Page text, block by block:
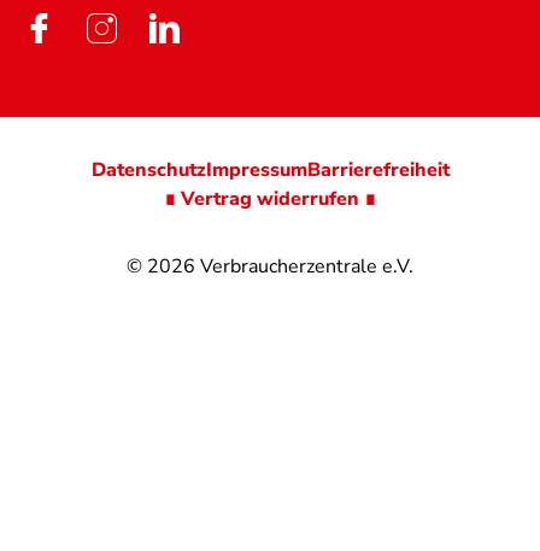
© 2026 Verbraucherzentrale e.V.
DatenschutzImpressumBarrierefreiheit
∎ Vertrag widerrufen ∎